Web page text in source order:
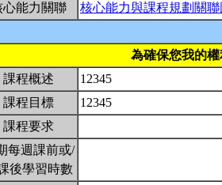
心能力關聯
核心能力與課程規劃關聯
為確保您我的
課程概述
12345
課程目標
12345
課程要求
每週課前或/
後學習時數